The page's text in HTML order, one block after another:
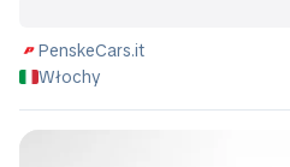
PenskeCars.it
Włochy